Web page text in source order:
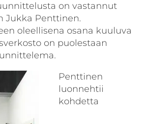
on vastannut
Jukka Penttinen.
oleellisena osana kuuluva
on puolestaan
Penttinen
luonnehtii
kohdetta